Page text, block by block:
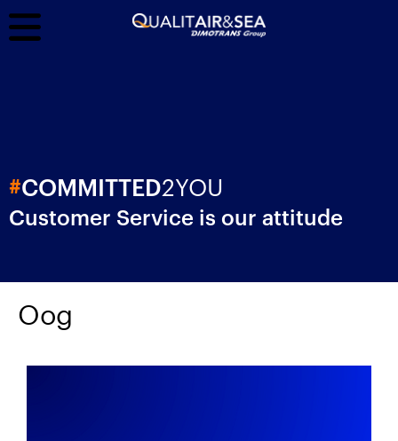
#COMMITTED2YOU
Customer Service is our attitude
Oog